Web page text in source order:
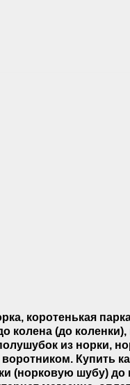
коротенькая
колена (до
из норки,
. Купить
(норковую шубу) до